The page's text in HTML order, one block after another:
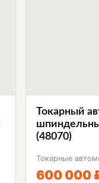
Токарный
(48070)
Токарные
600 000